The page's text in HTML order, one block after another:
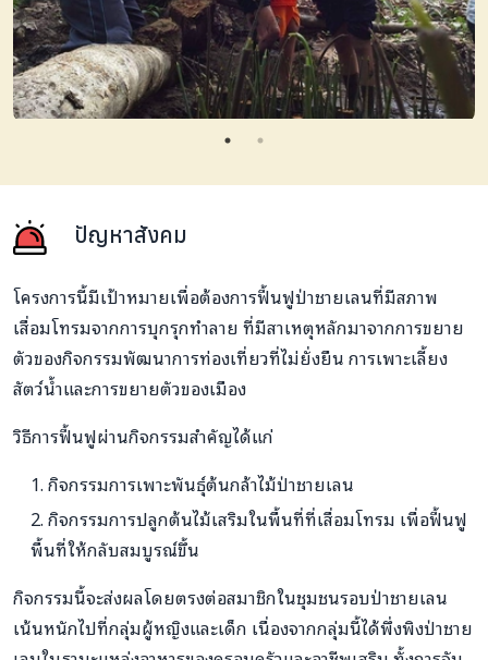
ปัญหาสังคม
โครงการนี้มีเป้าหมายเพื่อต้องการฟื้นฟูป่าชายเลนที่มีสภาพ
เสื่อมโทรมจากการบุกรุกทำลาย ที่มีสาเหตุหลักมาจากการขยาย
ตัวของกิจกรรมพัฒนาการท่องเที่ยวที่ไม่ยั่งยืน การเพาะเลี้ยง
สัตว์น้ำและการขยายตัวของเมือง
วิธีการฟื้นฟูผ่านกิจกรรมสำคัญได้แก่
กิจกรรมการเพาะพันธุ์ต้นกล้าไม้ป่าชายเลน
กิจกรรมการปลูกต้นไม้เสริมในพื้นที่ที่เสื่อมโทรม เพื่อฟื้นฟู
พื้นที่ให้กลับสมบูรณ์ขึ้น
กิจกรรมนี้จะส่งผลโดยตรงต่อสมาชิกในชุมชนรอบป่าชายเลน
เน้นหนักไปที่กลุ่มผู้หญิงและเด็ก เนื่องจากกลุ่มนี้ได้พึ่งพิงป่าชาย